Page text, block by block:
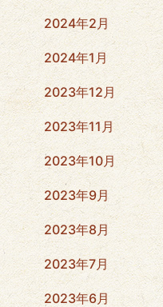
2024年2月
2024年1月
2023年12月
2023年11月
2023年10月
2023年9月
2023年8月
2023年7月
2023年6月